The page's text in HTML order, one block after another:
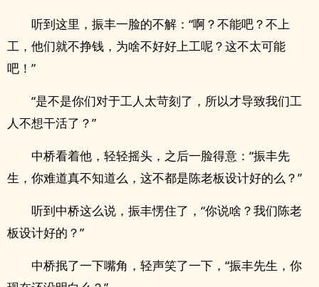
听到这里，振丰一脸的不解：“啊？不能吧？不上
工，他们就不挣钱，为啥不好好上工呢？这不太可能
吧！”
“是不是你们对于工人太苛刻了，所以才导致我们工
人不想干活了？”
中桥看着他，轻轻摇头，之后一脸得意：“振丰先
生，你难道真不知道么，这不都是陈老板设计好的么？”
听到中桥这么说，振丰愣住了，“你说啥？我们陈老
板设计好的？”
中桥抿了一下嘴角，轻声笑了一下，“振丰先生，你